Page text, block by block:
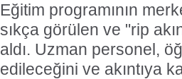
Eğitim programının
sıkça görülen ve "rip
aldı. Uzman personel,
edileceğini ve akıntıya